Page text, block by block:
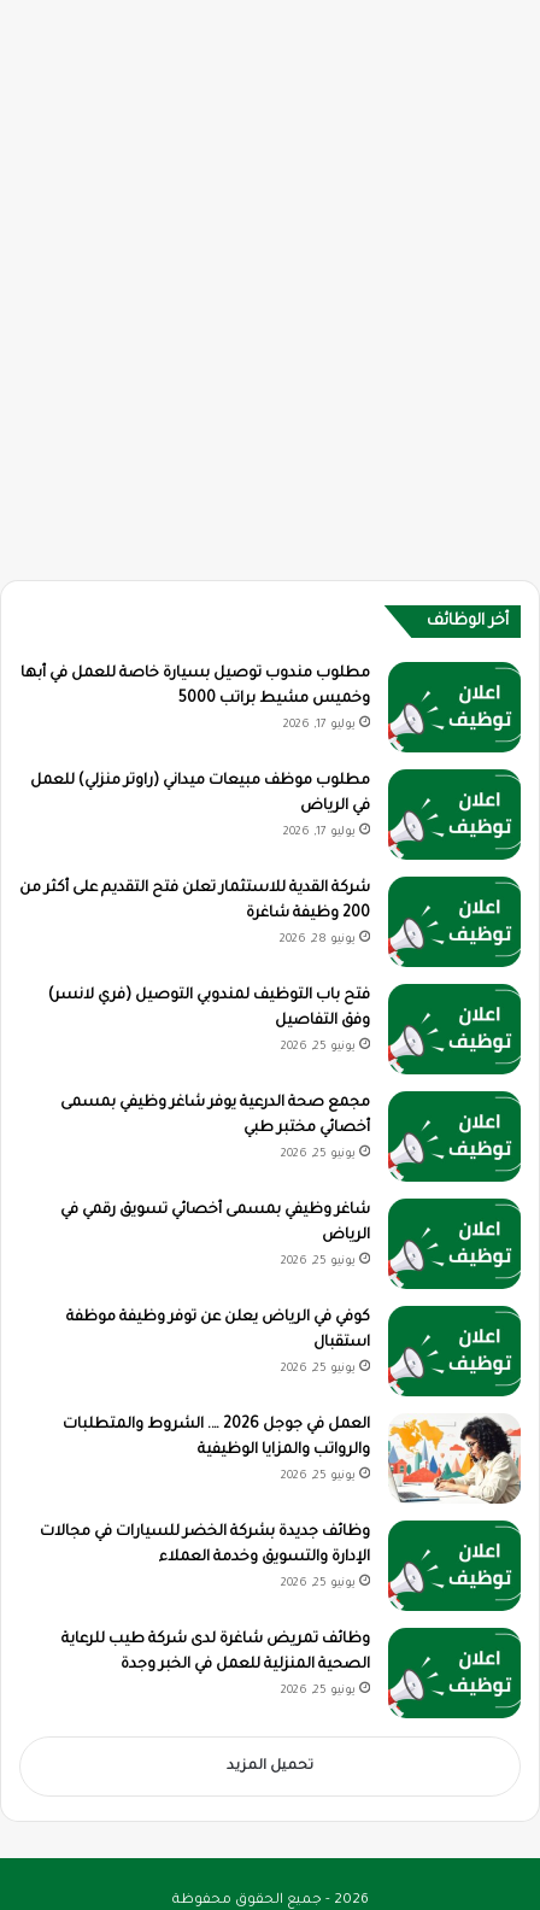
أخر الوظائف
مطلوب مندوب توصيل بسيارة خاصة للعمل في أبها
وخميس مشيط براتب 5000
يوليو 17, 2026
مطلوب موظف مبيعات ميداني (راوتر منزلي) للعمل
في الرياض
يوليو 17, 2026
شركة القدية للاستثمار تعلن فتح التقديم على أكثر من
200 وظيفة شاغرة
يونيو 28, 2026
فتح باب التوظيف لمندوبي التوصيل (فري لانسر)
وفق التفاصيل
يونيو 25, 2026
مجمع صحة الدرعية يوفر شاغر وظيفي بمسمى
أخصائي مختبر طبي
يونيو 25, 2026
شاغر وظيفي بمسمى أخصائي تسويق رقمي في
الرياض
يونيو 25, 2026
كوفي في الرياض يعلن عن توفر وظيفة موظفة
استقبال
يونيو 25, 2026
العمل في جوجل 2026 …. الشروط والمتطلبات
والرواتب والمزايا الوظيفية
يونيو 25, 2026
وظائف جديدة بشركة الخضر للسيارات في مجالات
الإدارة والتسويق وخدمة العملاء
يونيو 25, 2026
وظائف تمريض شاغرة لدى شركة طيب للرعاية
الصحية المنزلية للعمل في الخبر وجدة
يونيو 25, 2026
تحميل المزيد
2026 - جميع الحقوق محفوظة